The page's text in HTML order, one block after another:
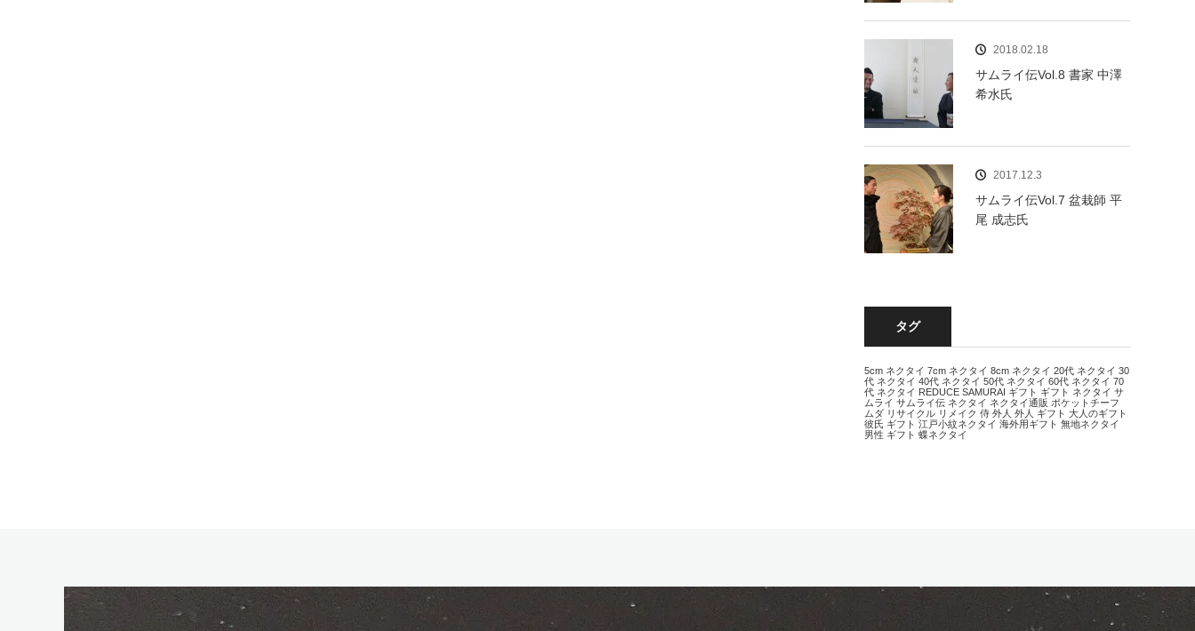
2018.02.18
サムライ伝Vol.8 書家 中澤
希水氏
2017.12.3
サムライ伝Vol.7 盆栽師 平
尾 成志氏
タグ
5cm ネクタイ 7cm ネクタイ 8cm ネクタイ 20代 ネクタイ 30
代 ネクタイ 40代 ネクタイ 50代 ネクタイ 60代 ネクタイ 70
代 ネクタイ REDUCE SAMURAI ギフト ギフト ネクタイ サ
ムライ サムライ伝 ネクタイ ネクタイ通販 ポケットチーフ
ムダ リサイクル リメイク 侍 外人 外人 ギフト 大人のギフト
彼氏 ギフト 江戸小紋ネクタイ 海外用ギフト 無地ネクタイ
男性 ギフト 蝶ネクタイ